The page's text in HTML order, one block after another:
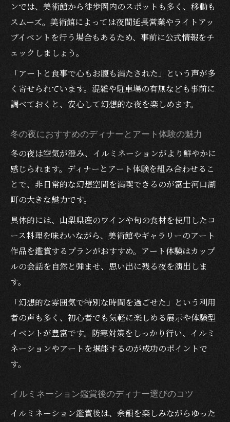
ンでは、美術館から徒歩圏内のスポットも多く、移動も
スムーズ。美術館によっては夜間延長営業やライトアッ
プイベントを行う場合もあるため、事前に公式情報をチ
ェックしましょう。
「アートと食事で心もお腹も満たされた」という声が多
く寄せられています。混雑や駐車場の有無なども事前に
調べておくと、安心して幻想的な夜を楽しめます。
冬の夜におすすめのディナーとアート体験の魅力
冬の夜は空気が澄み、イルミネーションがより鮮やかに
感じられます。ディナーとアート体験を組み合わせるこ
とで、非日常的な幻想空間を満喫できるのが富士河口湖
町の大きな魅力です。
具体的には、山梨県産のワインや旬の食材を使用したコ
ース料理を味わいながら、美術館やギャラリーのアート
作品を鑑賞するプランがおすすめ。アート体験はカップ
ルの会話を自然と弾ませ、思い出に残る夜を演出しま
す。
「幻想的な雰囲気で特別な時間を過ごせた」という利用
者の声も多く、初心者でも気軽に楽しめる展示や体験型
イベントが豊富です。防寒対策をしっかり行い、イルミ
ネーションやアートを堪能するのが成功のポイントで
す。
イルミネーション鑑賞後のディナー選びのコツ
イルミネーション鑑賞後は、余韻を楽しみながらゆった